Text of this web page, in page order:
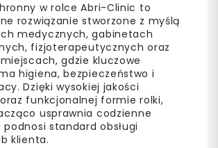
w rolce Abri-Clinic to
rozwiązanie stworzone z myślą
medycznych, gabinetach
fizjoterapeutycznych oraz
gdzie kluczowe
higiena, bezpieczeństwo i
Dzięki wysokiej jakości
funkcjonalnej formie rolki,
usprawnia codzienne
standard obsługi
klienta.